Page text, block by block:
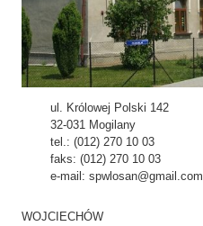
ul. Królowej Polski 142
32-031 Mogilany
tel.: (012) 270 10 03
faks: (012) 270 10 03
e-mail: spwlosan@gmail.com
WOJCIECHÓW